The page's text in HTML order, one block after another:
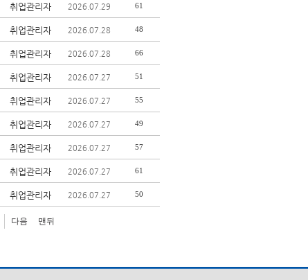
취업관리자 2026.07.29 61
취업관리자 2026.07.28 48
취업관리자 2026.07.28 66
취업관리자 2026.07.27 51
취업관리자 2026.07.27 55
취업관리자 2026.07.27 49
취업관리자 2026.07.27 57
취업관리자 2026.07.27 61
취업관리자 2026.07.27 50
다음 맨뒤